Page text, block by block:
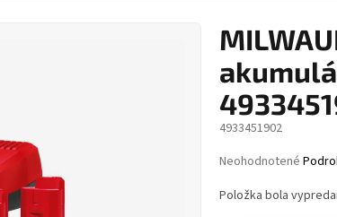
4933451902
Priemerné
produktu
Neohodnotené
Položka bola